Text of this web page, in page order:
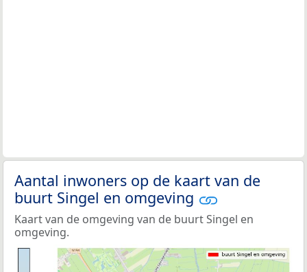
Aantal inwoners op de kaart van de
buurt Singel en omgeving
Kaart van de omgeving van de buurt Singel en
omgeving.